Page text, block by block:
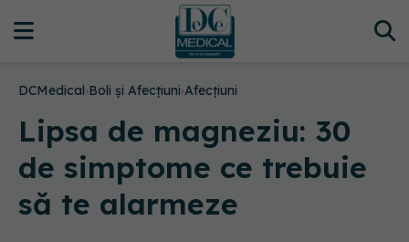
DCMedical›Boli și Afecțiuni›Afecțiuni
Lipsa de magneziu: 30
de simptome ce trebuie
să te alarmeze